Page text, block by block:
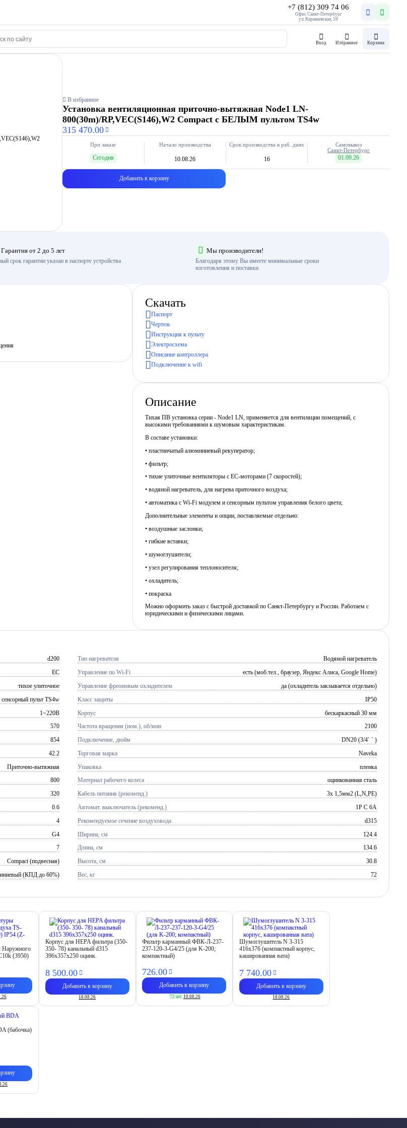
+7 (812) 309 74 06
Офис Санкт-Петербург
ул. Караваевская, 59
Вход Избранное Корзина
В избранное
Установка вентиляционная приточно-вытяжная Node1 LN-
800(30m)/RP,VEC(S146),W2 Compact с БЕЛЫМ пультом TS4w
315 470.00
При заказе
Сегодня
Начало производства
10.08.26
Срок производства в раб. днях
16
Самовывоз
Санкт-Петербург
01.09.26
Добавить в корзину
Гарантия от 2 до 5 лет
срок гарантии указан в паспорте устройства
Мы производители!
Благодаря этому Вы имеете минимальные сроки
изготовления и поставки
Скачать
Паспорт
Чертеж
Инструкция к пульту
Электросхема
Описание контроллера
Подключение к wifi
Описание
Тихая ПВ установка серии - Node1 LN, применяется для вентиляции помещений, с
высокими требованиями к шумовым характеристикам.
В составе установки:
• пластинчатый алюминиевый рекуператор;
• фильтр;
• тихие улиточные вентиляторы c EC-моторами (7 скоростей);
• водяной нагреватель, для нагрева приточного воздуха;
• автоматика с Wi-Fi модулем и сенсорным пультом управления белого цвета;
Дополнительные элементы и опции, поставляемые отдельно:
• воздушные заслонки;
• гибкие вставки;
• шумоглушители;
• узел регулирования теплоносителя;
• охладитель;
• покраска
Можно оформить заказ с быстрой доставкой по Санкт-Петербургу и России. Работаем с
юридическими и физическими лицами.
d200
EC
тихое улиточное
пульт TS4w
1~220В
570
854
42.2
Приточно-вытяжная
800
320
0.6
4
G4
7
Compact (подвесная)
(КПД до 60%)
Тип нагревателя Водяной нагреватель
Управление по Wi-Fi есть (моб.тел., браузер, Яндекс Алиса, Google Home)
Управление фреоновым охладителем да (охладитель закзывается отдельно)
Класс защиты IP50
Корпус бескаркасный 30 мм
Частота вращения (ном.), об/мин 2100
Подключение, дюйм DN20 (3/4` ` )
Торговая марка Naveka
Упаковка пленка
Материал рабочего колеса оцинкованная сталь
Кабель питания (рекоменд.) 3х 1,5мм2 (L,N,PE)
Автомат. выключатель (рекоменд.) 1P C 6A
Рекомендуемое сечение воздуховода d315
Ширина, см 124.4
Длина, см 134.6
Высота, см 30.8
Вес, кг 72
Наружного
(3950)
Корпус для HEPA фильтра (350-
350- 78) канальный d315
396х357х250 оцинк.
8 500.00
Добавить в корзину
18.08.26
Фильтр карманный ФВК-Л-237-
237-120-3-G4/25 (для K-200;
компактный)
726.00
Добавить в корзину
72 шт. 10.08.26
Шумоглушитель N 3-315
416х376 (компактный корпус,
кашированная вата)
7 740.00
Добавить в корзину
18.08.26
(бабочка)